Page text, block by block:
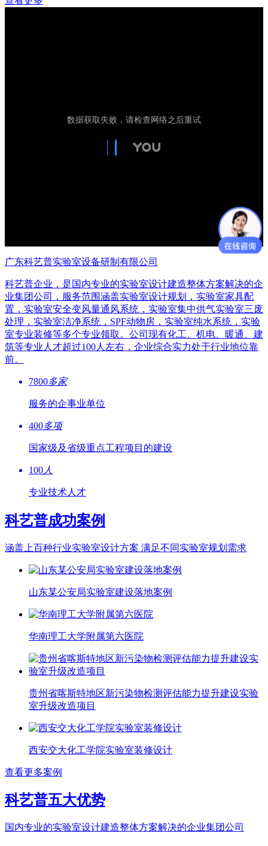
广东科艺普实验室设备研制有限公司
科艺普企业，是国内专业的实验室设计建造整体方案解决的企
业集团公司，服务范围涵盖实验室设计规划，实验室家具配
置，实验室安全变风量通风系统，实验室集中供气实验室三废
处理，实验室洁净系统，SPF动物房，实验室纯水系统，实验
室专业装修等多个专业领取。公司现有化工、机电、暖通、建
筑等专业人才超过100人左右，企业综合实力处于行业地位靠
前。
7800多家
服务的企事业单位
400多项
国家级及省级重点工程项目的建设
100 人
专业技术人才
科艺普成功案例
涵盖上百种行业实验室设计方案 满足不同实验室规划需求
山东某公安局实验室建设落地案例
华南理工大学附属第六医院
贵州省喀斯特地区新污染物检测评估能力提升建设实验
室升级改造项目
西安交大化工学院实验室装修设计
查看更多案例
科艺普五大优势
国内专业的实验室设计建造整体方案解决的企业集团公司